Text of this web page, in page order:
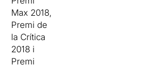
Max 2018,
Premi de
la Crítica
2018 i
Premi